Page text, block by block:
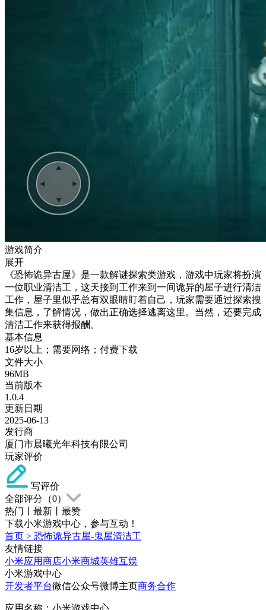
游戏简介
展开
《恐怖诡异古屋》是一款解谜探索类游戏，游戏中玩家将扮演
一位职业清洁工，这天接到工作来到一间诡异的屋子进行清洁
工作，屋子里似乎总有双眼睛盯着自己，玩家需要通过探索搜
集信息，了解情况，做出正确选择逃离这里。当然，还要完成
清洁工作来获得报酬。
基本信息
16岁以上；需要网络；付费下载
文件大小
96MB
当前版本
1.0.4
更新日期
2025-06-13
发行商
厦门市晨曦光年科技有限公司
玩家评价
写评价
全部评分（0）
热门
最新
最赞
下载小米游戏中心，参与互动！
首页 > 恐怖诡异古屋-鬼屋清洁工
友情链接
小米应用商店小米商城英雄互娱
小米游戏中心
开发者平台微信公众号微博主页商务合作
应用名称：小米游戏中心